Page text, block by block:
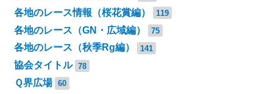
各地のレース情報（桜花賞編） 119
各地のレース（GN・広域編） 75
各地のレース（秋季Rg編） 141
協会タイトル 78
Ｑ界広場 60